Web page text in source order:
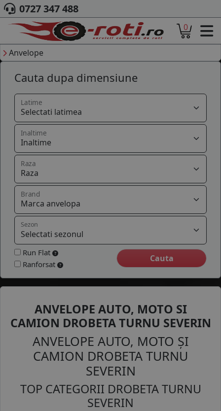
ACASA
ANVELOPE
AUTO
AGROINDUSTRIALE
CAUTARE DUPA
MARCA AUTO
B2B - COLABORARE COMPANII
CONT
CONTACT
COS (0 PRODUSE
0727 347 488
0
Anvelope
Cauta dupa dimensiune
Latime
Inaltime
Raza
Brand
Sezon
Run Flat
Ranforsat
ANVELOPE AUTO, MOTO SI
CAMION DROBETA TURNU SEVERIN
ANVELOPE AUTO, MOTO ȘI
CAMION DROBETA TURNU
SEVERIN
TOP CATEGORII DROBETA TURNU
SEVERIN